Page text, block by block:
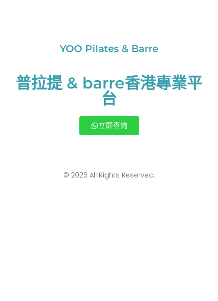
YOO Pilates & Barre
普拉提 & barre香港專業平
台
立即查詢
© 2026 All Rights Reserved.